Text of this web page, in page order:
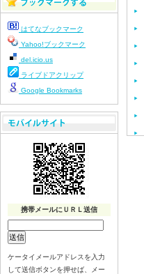
はてなブックマーク
Yahoo!ブックマーク
del.icio.us
ライブドアクリップ
Google Bookmarks
携帯メールにＵＲＬ送信
ケータイメールアドレスを入力
して送信ボタンを押せば、メー